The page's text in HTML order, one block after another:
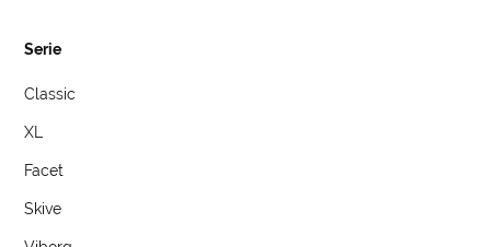
Serie
Classic
XL
Facet
Skive